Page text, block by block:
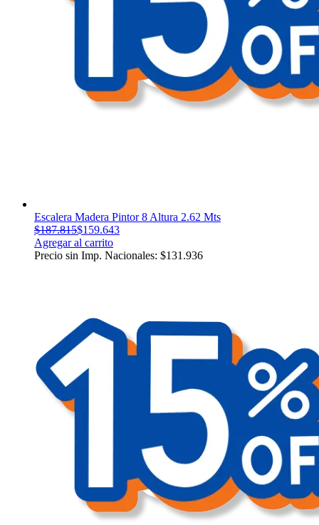
Escalera Madera Pintor 8 Altura 2.62 Mts
$187.815$159.643
Agregar al carrito
Precio sin Imp. Nacionales: $131.936